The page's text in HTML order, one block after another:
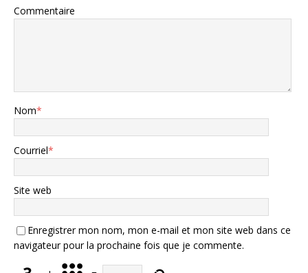
Commentaire
Nom*
Courriel*
Site web
Enregistrer mon nom, mon e-mail et mon site web dans ce
navigateur pour la prochaine fois que je commente.